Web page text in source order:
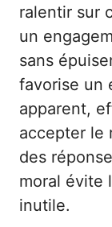
ralentir sur
un
sans
favorise un
apparent,
accepter le
des
moral évite
inutile.